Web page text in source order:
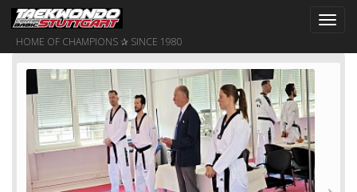
HOME OF CHAMPIONS ✰ SINCE 1980